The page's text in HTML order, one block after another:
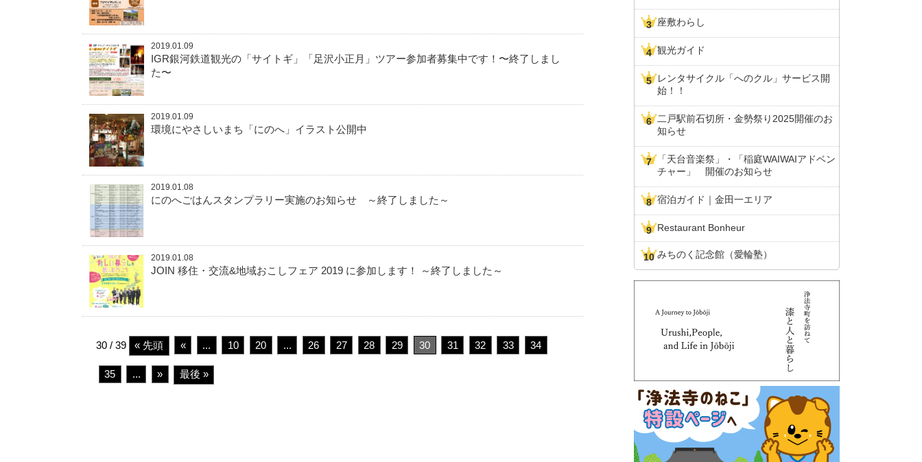
2019.01.09
IGR銀河鉄道観光の「サイトギ」「足沢小正月」ツアー参加者募集中です！〜終了しまし
た〜
2019.01.09
環境にやさしいまち「にのへ」イラスト公開中
2019.01.08
にのへごはんスタンプラリー実施のお知らせ ～終了しました～
2019.01.08
JOIN 移住・交流&地域おこしフェア 2019 に参加します！ ～終了しました～
30 / 39 « 先頭 « ... 10 20 ... 26 27 28 29 30 31 32 33 34
35 ... » 最後 »
座敷わらし
観光ガイド
レンタサイクル「へのクル」サービス開
始！！
二戸駅前石切所・金勢祭り2025開催のお
知らせ
「天台音楽祭」・「稲庭WAIWAIアドベン
チャー」 開催のお知らせ
宿泊ガイド｜金田一エリア
Restaurant Bonheur
みちのく記念館（愛輪塾）